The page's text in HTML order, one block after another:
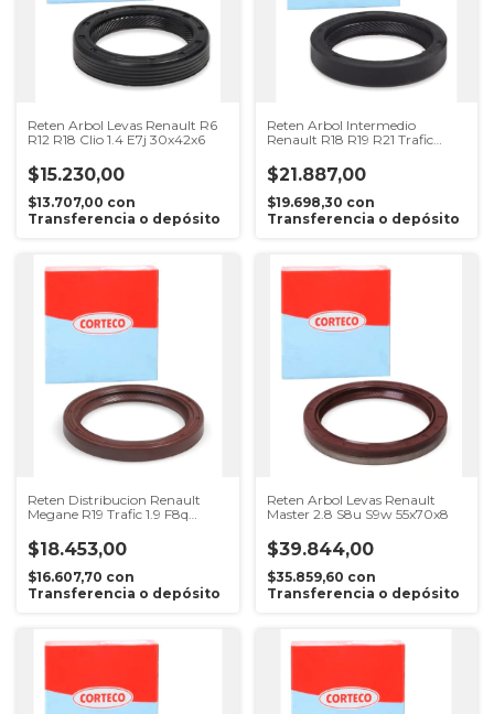
Reten Arbol Levas Renault R6
R12 R18 Clio 1.4 E7j 30x42x6
$15.230,00
$13.707,00 con
Transferencia o depósito
Reten Arbol Intermedio
Renault R18 R19 R21 Trafic
$21.887,00
$19.698,30 con
Transferencia o depósito
Reten Distribucion Renault
Megane R19 Trafic 1.9 F8q
$18.453,00
$16.607,70 con
Transferencia o depósito
Reten Arbol Levas Renault
Master 2.8 S8u S9w 55x70x8
$39.844,00
$35.859,60 con
Transferencia o depósito